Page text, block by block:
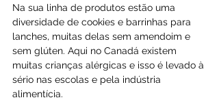
Na sua linha de produtos estão uma
diversidade de cookies e barrinhas para
lanches, muitas delas sem amendoim e
sem glúten. Aqui no Canadá existem
muitas crianças alérgicas e isso é levado à
sério nas escolas e pela indústria
alimentícia.